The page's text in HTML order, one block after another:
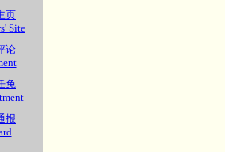
页
Site
论
免
报